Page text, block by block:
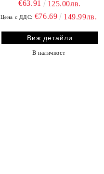
€63.91 125.00лв.
Цена с ДДС: €76.69 149.99лв.
Виж детайли
В наличност